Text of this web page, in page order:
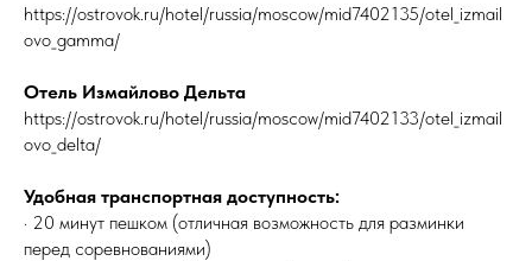
https://ostrovok.ru/hotel/russia/moscow/mid7402135/otel_izmail
ovo_gamma/
Отель Измайлово Дельта
https://ostrovok.ru/hotel/russia/moscow/mid7402133/otel_izmail
ovo_delta/
Удобная транспортная доступность:
· 20 минут пешком (отличная возможность для разминки
перед соревнованиями)